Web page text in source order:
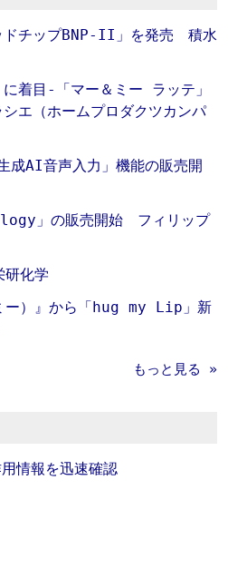
ドチップBNP-II」を発売 積水
着目‐「マー＆ミー ラッテ」
エ（ホームプロダクツカンパ
AI音声入力」機能の販売開
」の販売開始 フィリップ
研化学
ー）』から「hug my Lip」新
もっと見る »
情報を迅速確認